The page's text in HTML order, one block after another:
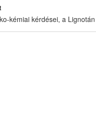
kémiai kérdései, a